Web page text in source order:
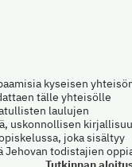
kyseisen
tälle yhteisölle
laulujen
uskonnollisen
joka sisältyy
todistajien